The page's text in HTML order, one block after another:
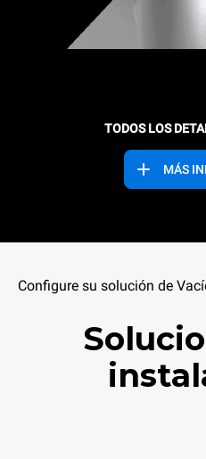
TODOS LOS
MÁS
Configure su solución de